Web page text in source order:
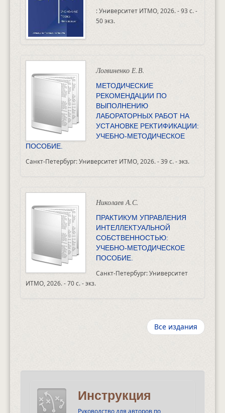
: Университет ИТМО, 2026. - 93 с. -
50 экз.
Логвиненко Е.В.
МЕТОДИЧЕСКИЕ
РЕКОМЕНДАЦИИ ПО
ВЫПОЛНЕНИЮ
ЛАБОРАТОРНЫХ РАБОТ НА
УСТАНОВКЕ РЕКТИФИКАЦИИ:
УЧЕБНО-МЕТОДИЧЕСКОЕ
ПОСОБИЕ.
Санкт-Петербург: Университет ИТМО, 2026. - 39 с. - экз.
Николаев А.С.
ПРАКТИКУМ УПРАВЛЕНИЯ
ИНТЕЛЛЕКТУАЛЬНОЙ
СОБСТВЕННОСТЬЮ:
УЧЕБНО-МЕТОДИЧЕСКОЕ
ПОСОБИЕ.
Санкт-Петербург: Университет
ИТМО, 2026. - 70 с. - экз.
Все издания
Инструкция
Руководство для авторов по